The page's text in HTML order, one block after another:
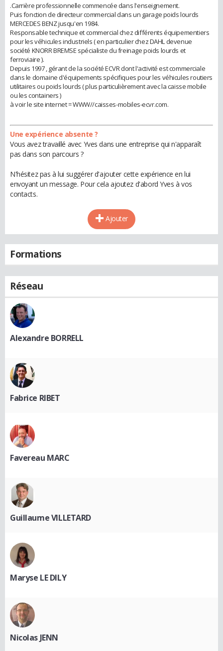
.Carrière professionnelle commencée dans l'enseignement.
Puis fonction de directeur commercial dans un garage poids lourds
MERCEDES BENZ jusqu'en 1984.
Responsable technique et commercial chez différents équipementiers
pour les véhicules industriels ( en particulier chez DAHL devenue
société KNORR BREMSE spécialiste du freinage poids lourds et
ferroviaire ).
Depuis 1997 , gérant de la société ECVR dont l'activité est commerciale
dans le domaine d'équipements spécifiques pour les véhicules routiers
utilitaires ou poids lourds ( plus particulièrement avec la caisse mobile
ou les containers )
à voir le site internet = WWW//caisses-mobiles-ecvr.com.
Une expérience absente ?
Vous avez travaillé avec Yves dans une entreprise qui n'apparaît
pas dans son parcours ?
N'hésitez pas à lui suggérer d'ajouter cette expérience en lui
envoyant un message. Pour cela ajoutez d'abord Yves à vos
contacts.
Ajouter
Formations
Réseau
Alexandre BORRELL
Fabrice RIBET
Favereau MARC
Guillaume VILLETARD
Maryse LE DILY
Nicolas JENN